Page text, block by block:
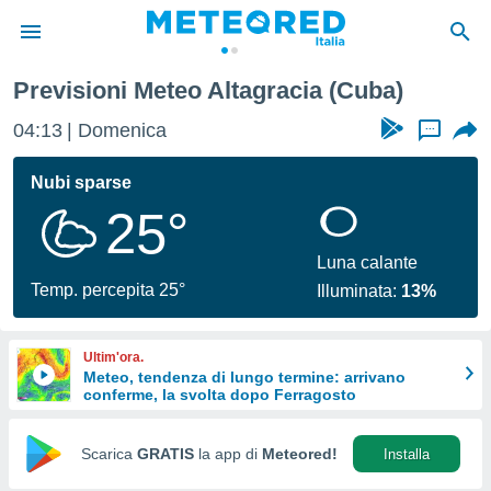
di
per
le
di
Web
Previsioni Meteo Altagracia (Cuba)
04:13 Domenica ...
Nubi sparse
25°
Temp. percepita 25°
Luna calante
Illuminata: 13%
Ultim'ora.
Meteo, tendenza di lungo termine: arrivano
conferme, la svolta dopo Ferragosto
Scarica GRATIS la app di Meteored! Installa